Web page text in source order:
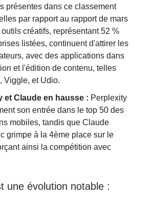
présentes dans ce classement
par rapport au rapport de mars
créatifs, représentant 52 %
listées, continuent d'attirer les
avec des applications dans
et l'édition de contenu, telles
Viggle, et Udio.
et Claude en hausse : Perplexity
son entrée dans le top 50 des
mobiles, tandis que Claude
grimpe à la 4ème place sur le
ainsi la compétition avec
une évolution notable :